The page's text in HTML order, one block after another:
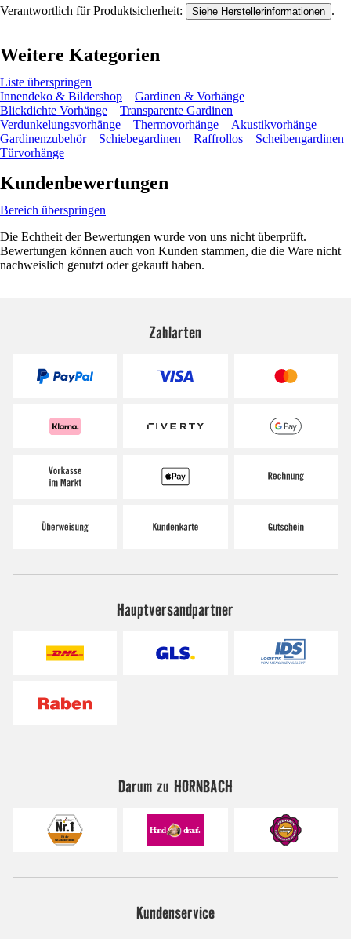
Verantwortlich für Produktsicherheit: Siehe Herstellerinformationen .
Weitere Kategorien
Liste überspringen
Innendeko & Bildershop
Gardinen & Vorhänge
Blickdichte Vorhänge
Transparente Gardinen
Verdunkelungsvorhänge
Thermovorhänge
Akustikvorhänge
Gardinenzubehör
Schiebegardinen Raffrollos
Scheibengardinen
Türvorhänge
Kundenbewertungen
Bereich überspringen
Die Echtheit der Bewertungen wurde von uns nicht überprüft.
Bewertungen können auch von Kunden stammen, die die Ware nicht
nachweislich genutzt oder gekauft haben.
Zahlarten
Hauptversandpartner
Darum zu HORNBACH
Kundenservice